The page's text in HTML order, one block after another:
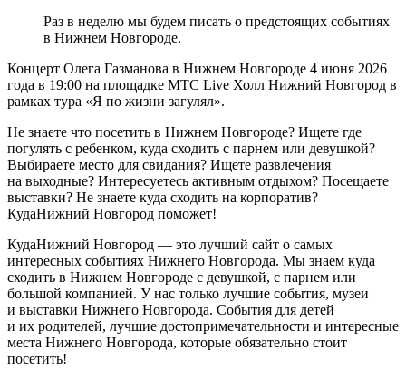
Раз в неделю мы будем писать о предстоящих событиях
в Нижнем Новгороде.
Концерт Олега Газманова в Нижнем Новгороде 4 июня 2026
года в 19:00 на площадке МТС Live Холл Нижний Новгород в
рамках тура «Я по жизни загулял».
Не знаете что посетить в Нижнем Новгороде? Ищете где
погулять с ребенком, куда сходить с парнем или девушкой?
Выбираете место для свидания? Ищете развлечения
на выходные? Интересуетесь активным отдыхом? Посещаете
выставки? Не знаете куда сходить на корпоратив?
КудаНижний Новгород поможет!
КудаНижний Новгород — это лучший сайт о самых
интересных событиях Нижнего Новгорода. Мы знаем куда
сходить в Нижнем Новгороде с девушкой, с парнем или
большой компанией. У нас только лучшие события, музеи
и выставки Нижнего Новгорода. События для детей
и их родителей, лучшие достопримечательности и интересные
места Нижнего Новгорода, которые обязательно стоит
посетить!